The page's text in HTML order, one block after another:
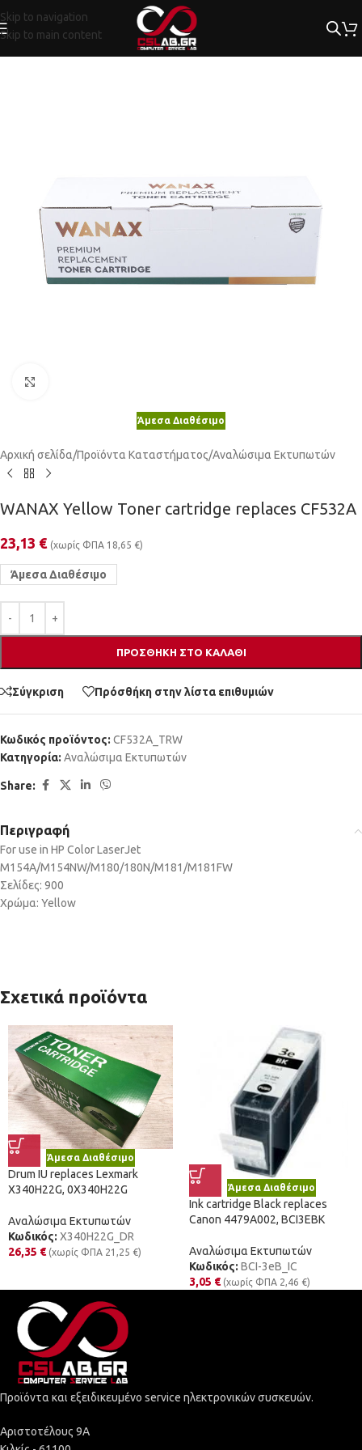
Skip to navigation
Skip to main content
Άμεσα Διαθέσιμο
Αρχική σελίδα/Προϊόντα Καταστήματος/Αναλώσιμα Εκτυπωτών
WANAX Yellow Toner cartridge replaces CF532A
23,13 € (χωρίς ΦΠΑ 18,65 €)
Άμεσα Διαθέσιμο
ΠΡΟΣΘΉΚΗ ΣΤΟ ΚΑΛΆΘΙ
Σύγκριση Πρόσθήκη στην λίστα επιθυμιών
Κωδικός προϊόντος: CF532A_TRW
Κατηγορία: Αναλώσιμα Εκτυπωτών
Share:
Περιγραφή
For use in HP Color LaserJet
M154A/M154NW/M180/180N/M181/M181FW
Σελίδες: 900
Χρώμα: Yellow
Σχετικά προϊόντα
Άμεσα Διαθέσιμο
Drum IU replaces Lexmark
X340H22G, 0X340H22G
Αναλώσιμα Εκτυπωτών
Κωδικός: X340H22G_DR
26,35 € (χωρίς ΦΠΑ 21,25 €)
Άμεσα Διαθέσιμο
Ink cartridge Black replaces
Canon 4479A002, BCI3EBK
Αναλώσιμα Εκτυπωτών
Κωδικός: BCI-3eB_IC
3,05 € (χωρίς ΦΠΑ 2,46 €)
Προϊόντα και εξειδικευμένο service ηλεκτρονικών συσκευών.
Αριστοτέλους 9Α